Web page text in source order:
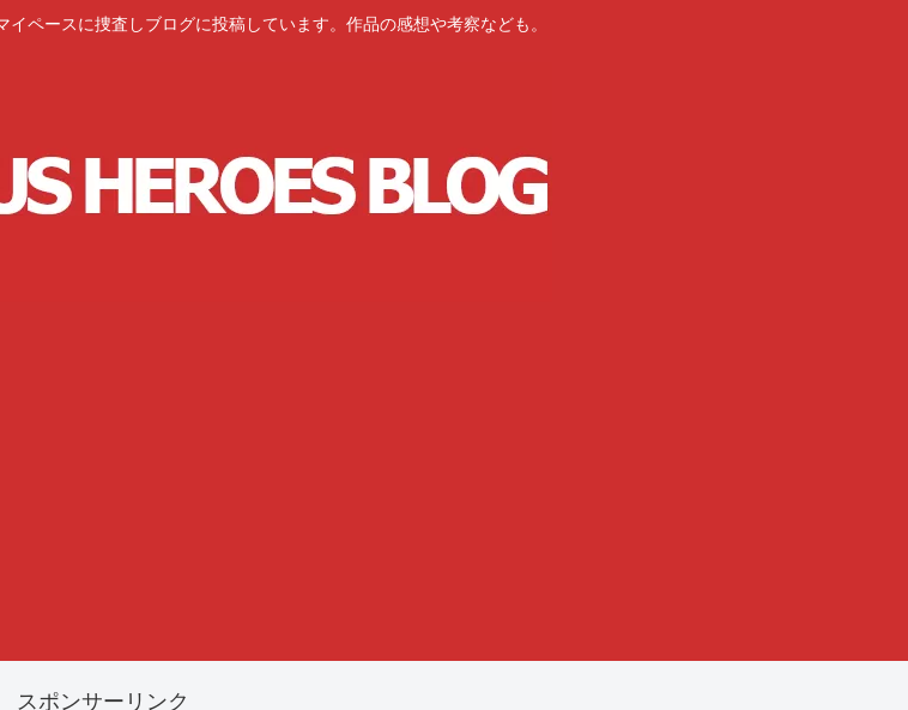
ペースに捜査しブログに投稿しています。作品の感想や考察なども。
スポンサーリンク